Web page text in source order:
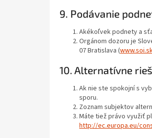
9. Podávanie
Akékoľvek podnety a
Orgánom dozoru je
07 Bratislava (
10. Alternatívne
Ak nie ste spokojní s
sporu.
Zoznam subjektov
Máte tiež právo využiť
http://ec.europa.eu/